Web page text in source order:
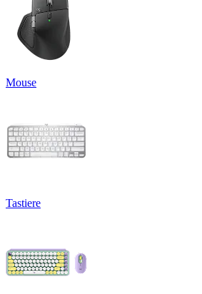
Mouse
Tastiere